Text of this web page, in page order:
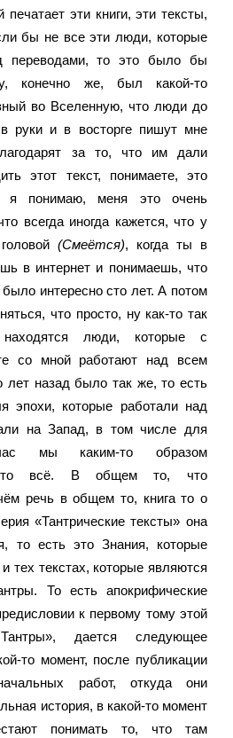
эти книги, эти тексты,
бы не все эти люди, которые
переводами, то это было бы
конечно же, был какой-то
во Вселенную, что люди до
руки и в восторге пишут мне
за то, что им дали
этот текст, понимаете, это
я понимаю, меня это очень
всегда иногда кажется, что у
(Смеётся), когда ты в
в интернет и понимаешь, что
интересно сто лет. А потом
что просто, ну как-то так
люди, которые с
со мной работают над всем
лет назад было так же, то есть
которые работали над
на Запад, в том числе для
мы каким-то образом
это всё. В общем то, что
речь в общем то, книга то о
«Тантрические тексты» она
то есть это Знания, которые
тех текстах, которые являются
То есть апокрифические
к первому тому этой
дается следующее
то момент, после публикации
работ, откуда они
история, в какой-то момент
понимать то, что там